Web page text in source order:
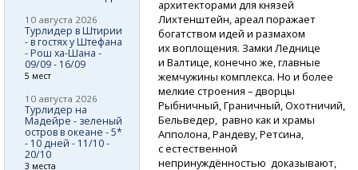
архитекторами для князей
Лихтенштейн, ареал поражает
богатством идей и размахом
их воплощения. Замки Леднице
и Валтице, конечно же, главные
жемчужины комплекса. Но и более
мелкие строения – дворцы
Рыбничный, Граничный, Охотничий,
Бельведер, равно как и храмы
Апполона, Рандеву, Ретсина,
с естественной
непринуждённостью доказывают,
10 августа 2026
Турлидер в Штирии
- в гостях у Штефана
- Рош ха-Шана -
09/09 - 16/09
5 мест
10 августа 2026
Турлидер на
Мадейре - зеленый
остров в океане - 5*
- 10 дней - 11/10 -
20/10
3 места